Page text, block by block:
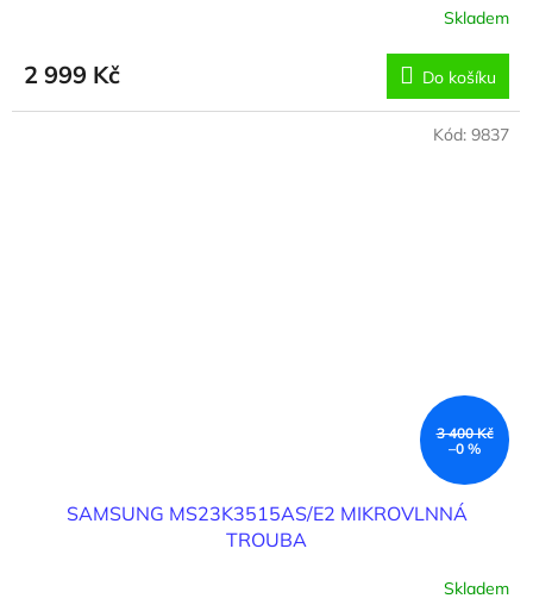
Skladem
2 999 Kč Do košíku
3 400 Kč
–0 %
SAMSUNG MS23K3515AS/E2 MIKROVLNNÁ
TROUBA
Skladem
Kód: 9837